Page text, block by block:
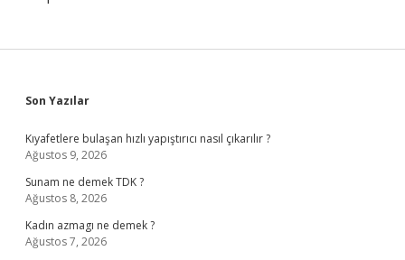
Sidebar
Son Yazılar
Kıyafetlere bulaşan hızlı yapıştırıcı nasıl çıkarılır ?
Ağustos 9, 2026
Sunam ne demek TDK ?
Ağustos 8, 2026
Kadın azmagı ne demek ?
Ağustos 7, 2026